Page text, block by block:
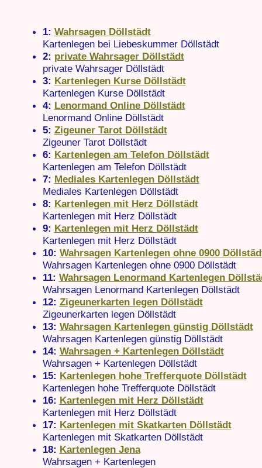
1: Wahrsagen Döllstädt
Kartenlegen bei Liebeskummer Döllstädt
2: private Wahrsager Döllstädt
private Wahrsager Döllstädt
3: Kartenlegen Kurse Döllstädt
Kartenlegen Kurse Döllstädt
4: Lenormand Online Döllstädt
Lenormand Online Döllstädt
5: Zigeuner Tarot Döllstädt
Zigeuner Tarot Döllstädt
6: Kartenlegen am Telefon Döllstädt
Kartenlegen am Telefon Döllstädt
7: Mediales Kartenlegen Döllstädt
Mediales Kartenlegen Döllstädt
8: Kartenlegen mit Herz Döllstädt
Kartenlegen mit Herz Döllstädt
9: Kartenlegen mit Herz Döllstädt
Kartenlegen mit Herz Döllstädt
10: Wahrsagen Kartenlegen ohne 0900
Wahrsagen Kartenlegen ohne 0900 Döllstädt
11: Wahrsagen Lenormand Kartenlegen
Wahrsagen Lenormand Kartenlegen Döllstädt
12: Zigeunerkarten legen Döllstädt
Zigeunerkarten legen Döllstädt
13: Wahrsagen Kartenlegen günstig Döllstädt
Wahrsagen Kartenlegen günstig Döllstädt
14: Wahrsagen + Kartenlegen Döllstädt
Wahrsagen + Kartenlegen Döllstädt
15: Kartenlegen hohe Trefferquote Döllstädt
Kartenlegen hohe Trefferquote Döllstädt
16: Kartenlegen mit Herz Döllstädt
Kartenlegen mit Herz Döllstädt
17: Kartenlegen mit Skatkarten Döllstädt
Kartenlegen mit Skatkarten Döllstädt
18: Kartenlegen Jena
Wahrsagen + Kartenlegen